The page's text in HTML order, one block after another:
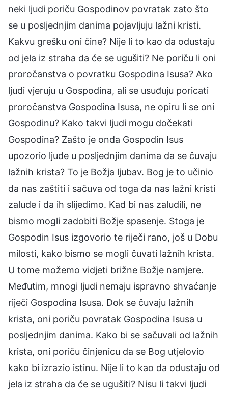
neki ljudi poriču Gospodinov povratak zato što
se u posljednjim danima pojavljuju lažni kristi.
Kakvu grešku oni čine? Nije li to kao da odustaju
od jela iz straha da će se ugušiti? Ne poriču li oni
proročanstva o povratku Gospodina Isusa? Ako
ljudi vjeruju u Gospodina, ali se usuđuju poricati
proročanstva Gospodina Isusa, ne opiru li se oni
Gospodinu? Kako takvi ljudi mogu dočekati
Gospodina? Zašto je onda Gospodin Isus
upozorio ljude u posljednjim danima da se čuvaju
lažnih krista? To je Božja ljubav. Bog je to učinio
da nas zaštiti i sačuva od toga da nas lažni kristi
zalude i da ih slijedimo. Kad bi nas zaludili, ne
bismo mogli zadobiti Božje spasenje. Stoga je
Gospodin Isus izgovorio te riječi rano, još u Dobu
milosti, kako bismo se mogli čuvati lažnih krista.
U tome možemo vidjeti brižne Božje namjere.
Međutim, mnogi ljudi nemaju ispravno shvaćanje
riječi Gospodina Isusa. Dok se čuvaju lažnih
krista, oni poriču povratak Gospodina Isusa u
posljednjim danima. Kako bi se sačuvali od lažnih
krista, oni poriču činjenicu da se Bog utjelovio
kako bi izrazio istinu. Nije li to kao da odustaju od
jela iz straha da će se ugušiti? Nisu li takvi ljudi